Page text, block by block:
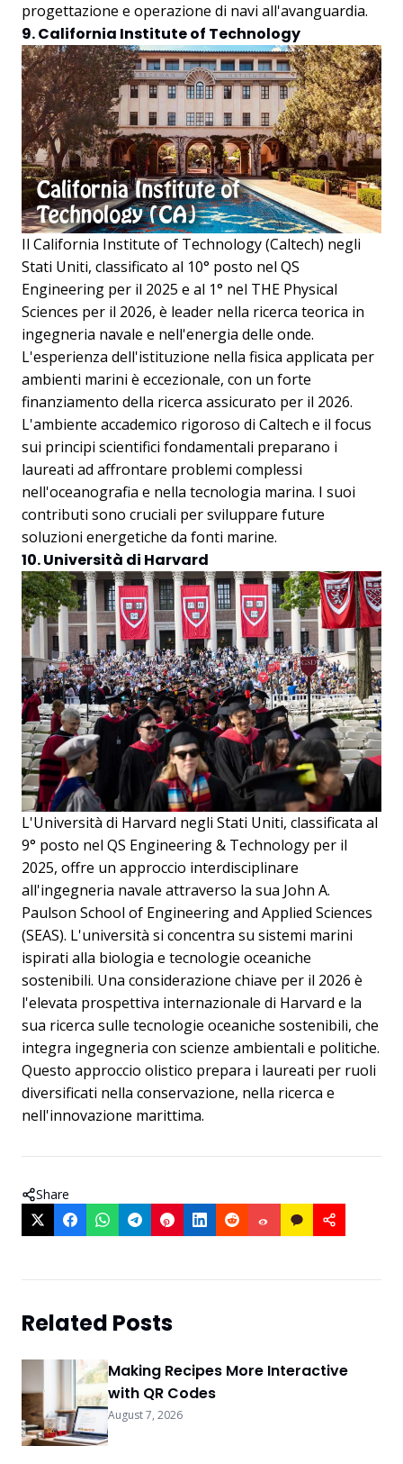
progettazione e operazione di navi all'avanguardia.
9. California Institute of Technology
Il California Institute of Technology (Caltech) negli
Stati Uniti, classificato al 10° posto nel QS
Engineering per il 2025 e al 1° nel THE Physical
Sciences per il 2026, è leader nella ricerca teorica in
ingegneria navale e nell'energia delle onde.
L'esperienza dell'istituzione nella fisica applicata per
ambienti marini è eccezionale, con un forte
finanziamento della ricerca assicurato per il 2026.
L'ambiente accademico rigoroso di Caltech e il focus
sui principi scientifici fondamentali preparano i
laureati ad affrontare problemi complessi
nell'oceanografia e nella tecnologia marina. I suoi
contributi sono cruciali per sviluppare future
soluzioni energetiche da fonti marine.
10. Università di Harvard
L'Università di Harvard negli Stati Uniti, classificata al
9° posto nel QS Engineering & Technology per il
2025, offre un approccio interdisciplinare
all'ingegneria navale attraverso la sua John A.
Paulson School of Engineering and Applied Sciences
(SEAS). L'università si concentra su sistemi marini
ispirati alla biologia e tecnologie oceaniche
sostenibili. Una considerazione chiave per il 2026 è
l'elevata prospettiva internazionale di Harvard e la
sua ricerca sulle tecnologie oceaniche sostenibili, che
integra ingegneria con scienze ambientali e politiche.
Questo approccio olistico prepara i laureati per ruoli
diversificati nella conservazione, nella ricerca e
nell'innovazione marittima.
Share
Related Posts
Making Recipes More Interactive
with QR Codes
August 7, 2026